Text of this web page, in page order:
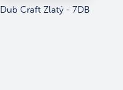
Dub Craft Zlatý - 7DB